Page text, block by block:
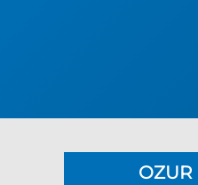
OZUR